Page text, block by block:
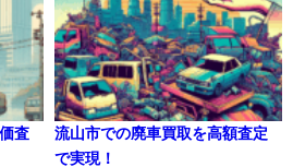
査
流山市での廃車買取を高額査定
で実現！